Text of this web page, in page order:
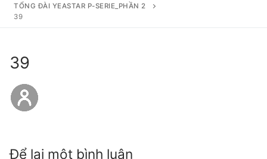
Tổng đài VoIP Yeastar S412
Tổng đài VoIP Yeastar S50
TỔNG ĐÀI YEASTAR P-SERIE_PHẦN 2
39
39
Để lại một bình luận